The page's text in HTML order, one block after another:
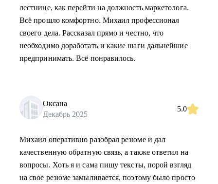
лестнице, как перейти на должность маркетолога.
Всё прошло комфортно. Михаил профессионал
своего дела. Рассказал прямо и честно, что
необходимо доработать и какие шаги дальнейшие
предпринимать. Всё понравилось.
Оксана
Декабрь 2025
5.0
Михаил оперативно разобрал резюме и дал
качественную обратную связь, а также ответил на
вопросы. Хоть я и сама пишу тексты, порой взгляд
на свое резюме замыливается, поэтому было просто